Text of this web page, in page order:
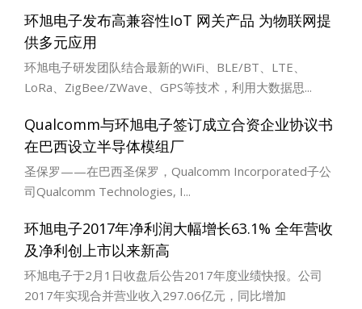
环旭电子发布高兼容性IoT 网关产品 为物联网提
供多元应用
环旭电子研发团队结合最新的WiFi、BLE/BT、LTE、
LoRa、ZigBee/ZWave、GPS等技术，利用大数据思...
Qualcomm与环旭电子签订成立合资企业协议书
在巴西设立半导体模组厂
圣保罗——在巴西圣保罗，Qualcomm Incorporated子公
司Qualcomm Technologies, I...
环旭电子2017年净利润大幅增长63.1% 全年营收
及净利创上市以来新高
环旭电子于2月1日收盘后公告2017年度业绩快报。公司
2017年实现合并营业收入297.06亿元，同比增加